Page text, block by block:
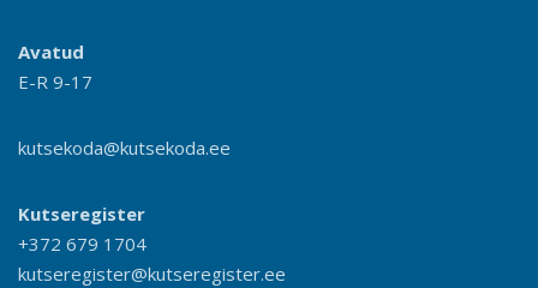
Avatud
E-R 9-17
kutsekoda@kutsekoda.ee
Kutseregister
+372 679 1704
kutseregister@kutseregister.ee